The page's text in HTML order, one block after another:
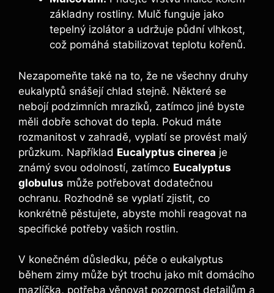
základny rostliny. Mulč funguje jako
tepelný izolátor a udržuje půdní vlhkost,
což pomáhá stabilizovat teplotu kořenů.
Nezapomeňte také na to, že ne všechny druhy
eukalyptů snášejí chlad stejně. Některé se
nebojí podzimních mrazíků, zatímco jiné byste
měli dobře schovat do tepla. Pokud máte
rozmanitost v zahradě, vyplatí se provést malý
průzkum. Například Eucalyptus cinerea je
známý svou odolností, zatímco Eucalyptus
globulus může potřebovat dodatečnou
ochranu. Rozhodně se vyplatí zjistit, co
konkrétně pěstujete, abyste mohli reagovat na
specifické potřeby vašich rostlin.
V konečném důsledku, péče o eukalyptus
během zimy může být trochu jako mít domácího
mazlíčka, potřeba věnovat pozornost detailům a